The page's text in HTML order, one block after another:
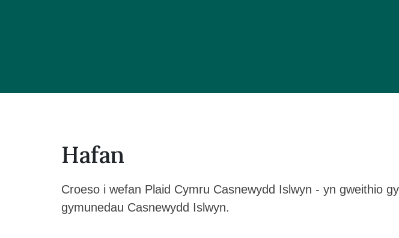
Hafan
Croeso i wefan Plaid Cymru Casnewydd Islwyn - yn gweithio
gymunedau Casnewydd Islwyn.